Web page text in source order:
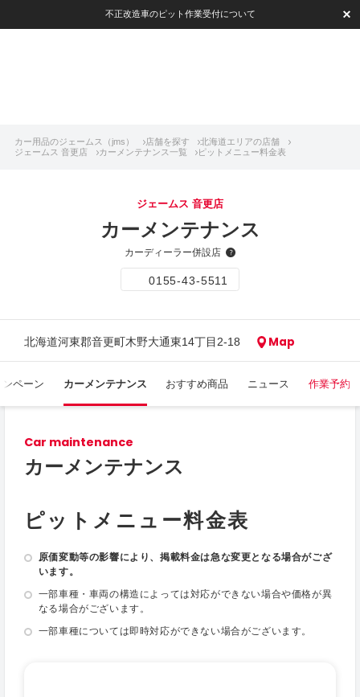
不正改造車のピット作業受付について
カー用品のジェームス（jms） 店舗を探す
北海道エリアの店舗
ジェームス 音更店
カーメンテナンス一覧 ピットメニュー料金表
ジェームス 音更店
カーメンテナンス
カーディーラー併設店
0155-43-5511
北海道河東郡音更町木野大通東14丁目2-18 Map
ペーン カーメンテナンス おすすめ商品 ニュース 作業予約
Car maintenance
カーメンテナンス
ピットメニュー料金表
原価変動等の影響により、掲載料金は急な変更となる場合がござ
います。
一部車種・車両の構造によっては対応ができない場合や価格が異
なる場合がございます。
一部車種については即時対応ができない場合がございます。